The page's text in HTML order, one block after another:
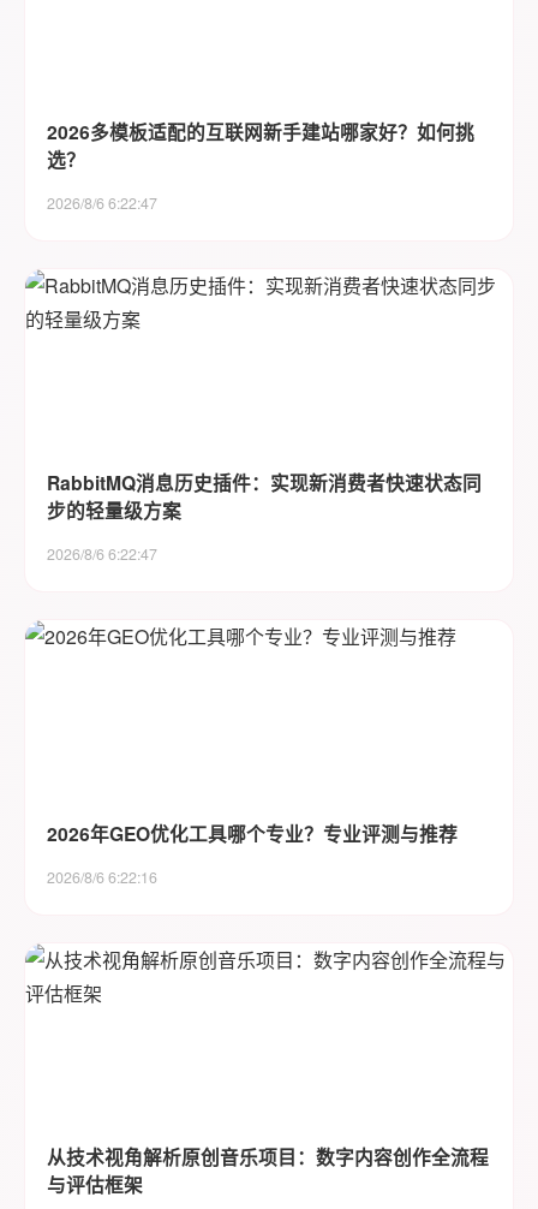
2026多模板适配的互联网新手建站哪家好？如何挑
选？
2026/8/6 6:22:47
RabbitMQ消息历史插件：实现新消费者快速状态同
步的轻量级方案
2026/8/6 6:22:47
2026年GEO优化工具哪个专业？专业评测与推荐
2026/8/6 6:22:16
从技术视角解析原创音乐项目：数字内容创作全流程
与评估框架